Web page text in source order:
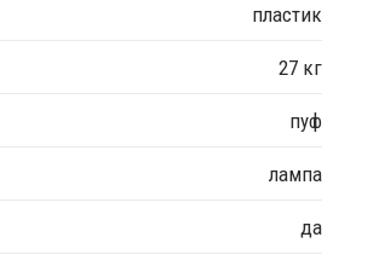
пластик
27 кг
пуф
лампа
да